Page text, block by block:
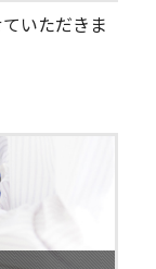
いただきま